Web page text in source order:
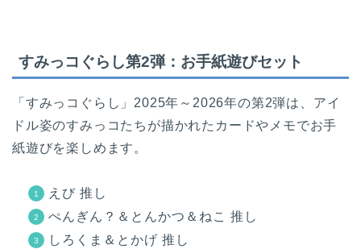
すみっコぐらし第2弾：お手紙遊びセット
「すみっコぐらし」2025年～2026年の第2弾は、アイ
ドル姿のすみっコたちが描かれたカードやメモでお手
紙遊びを楽しめます。
えび 推し
ぺんぎん？＆とんかつ＆ねこ 推し
しろくま＆とかげ 推し